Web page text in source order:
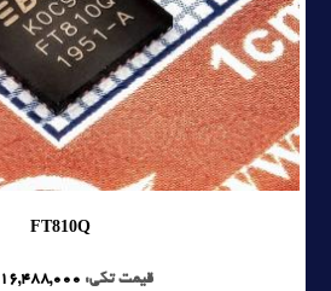
FT810Q
قیمت تکی: 16,488,000